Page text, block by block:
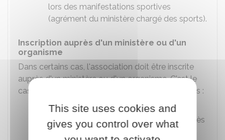
lors des manifestations sportives
(agrément du ministère chargé des sports).
Inscription auprès d'un ministère ou d'un
organisme
Dans certains cas, l'association doit être inscrite
auprès d'un ministère ou d'un organisme. C'est le
cas pour les associations ou organismes suivants :
Association d'anciens combattants et
victimes de guerre doit être inscrite auprès
de l'Office national des anciens
This site uses cookies and
gives you control over what